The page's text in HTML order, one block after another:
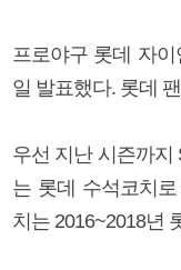
프로야구 롯데 자
일 발표했다. 롯데
우선 지난 시즌까지
는 롯데 수석코치
치는 2016~2018년